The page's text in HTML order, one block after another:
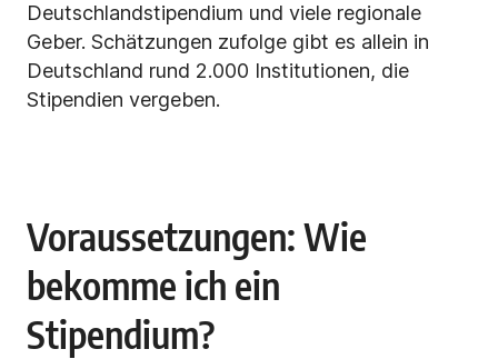
Deutschlandstipendium und viele regionale
Geber. Schätzungen zufolge gibt es allein in
Deutschland rund 2.000 Institutionen, die
Stipendien vergeben.
Voraussetzungen: Wie
bekomme ich ein
Stipendium?